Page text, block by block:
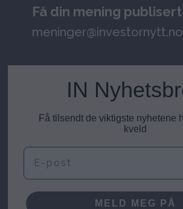
Få din mening publisert
meninger@investornytt.no
IN
Få tilsendt de viktigste nyhetene
kveld
E-post
MELD MEG PÅ